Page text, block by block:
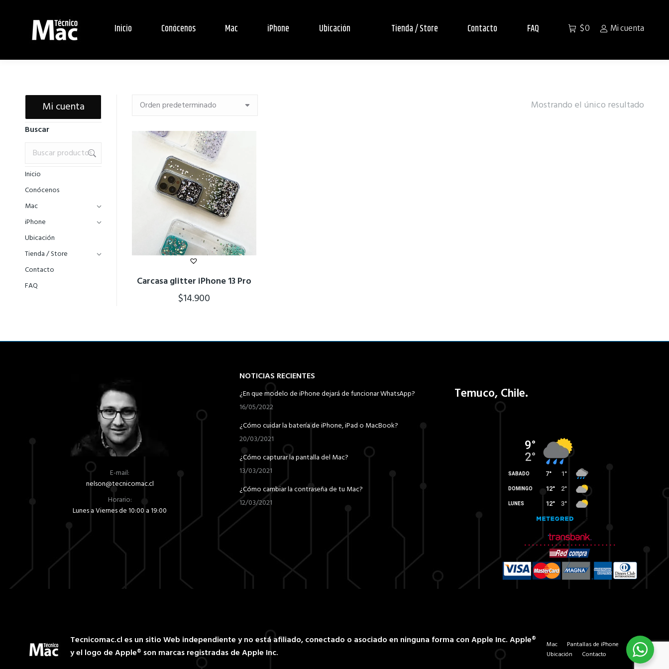
Inicio Conócenos Mac iPhone Ubicación Tienda / Store Contacto FAQ $0 Mi cuenta
Mostrando el único resultado
Carcasa glitter iPhone 13 Pro
$14.900
Mi cuenta
Buscar
Inicio
Conócenos
Mac
iPhone
Ubicación
Tienda / Store
Contacto
FAQ
E-mail:
nelson@tecnicomac.cl
Horario:
Lunes a Viernes de 10:00 a 19:00
NOTICIAS RECIENTES
¿En que modelo de iPhone dejará de funcionar WhatsApp?
16/05/2022
¿Cómo cuidar la batería de iPhone, iPad o MacBook?
20/03/2021
¿Cómo capturar la pantalla del Mac?
13/03/2021
¿Cómo cambiar la contraseña de tu Mac?
12/03/2021
Temuco, Chile.
Tecnicomac.cl es un sitio Web independiente y no está afiliado, conectado o asociado en ninguna forma con Apple Inc. Apple®
y el logo de Apple® son marcas registradas de Apple Inc.
Mac
Pantallas de iPhone
Ubicación
Contacto